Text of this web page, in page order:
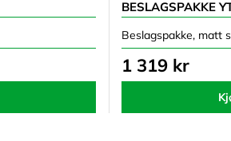
BESLAGSPAKKE
Beslagspakke, matt
1 319 kr